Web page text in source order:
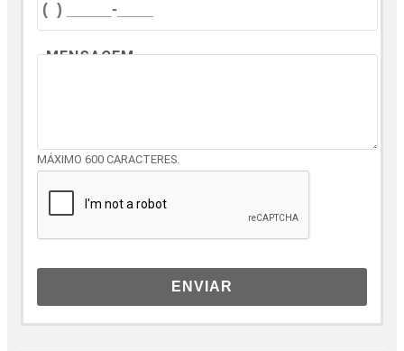
MENSAGEM
MÁXIMO 600 CARACTERES.
ENVIAR